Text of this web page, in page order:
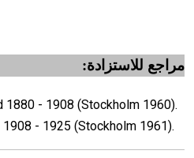
مراجع للاستزادة:
1880 - 1908 (Stockholm 1960).
1908 - 1925 (Stockholm 1961).